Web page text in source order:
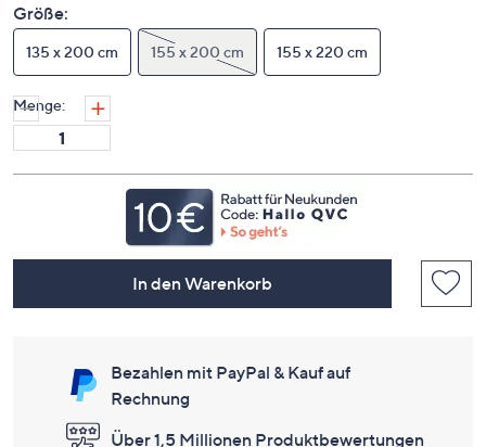
Seite.
Größe:
135 x 200 cm 155 x 200 cm 155 x 220 cm
Menge:
In den Warenkorb
Bezahlen mit PayPal & Kauf auf
Rechnung
Über 1,5 Millionen Produktbewertungen